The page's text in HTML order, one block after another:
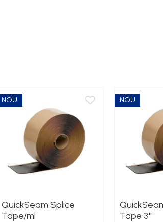
NOU
QuickSeam Splice
Tape/ml
NOU
Tape 3''